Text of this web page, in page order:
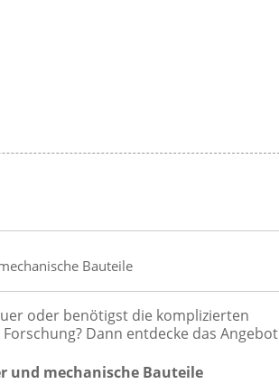
Bauteile
und mechanische Bauteile
oder benötigst die komplizierten
Dann entdecke das Angebot